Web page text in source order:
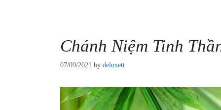
Chánh Niệm Tinh
07/09/2021 by deluxett